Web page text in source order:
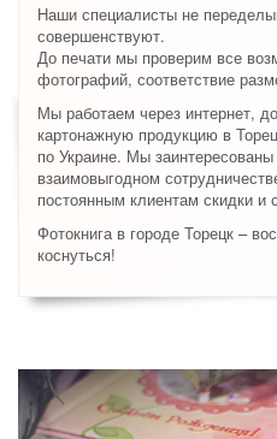
Наши специалисты не
совершенствуют.
До печати мы проверим все
фотографий, соответствие
Мы работаем через интернет,
картонажную продукцию в
по Украине. Мы
взаимовыгодном
постоянным клиентам скидки и
Фотокнига в городе Торецк –
коснуться!